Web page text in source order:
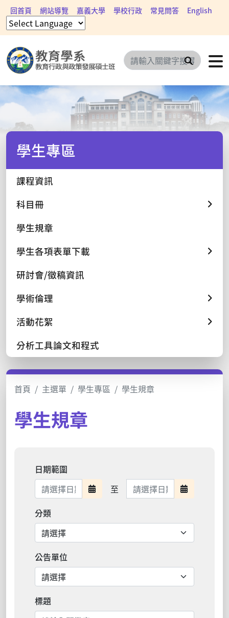
回首頁 網站導覽 嘉義大學 學校行政 常見問答 English
搜尋
學生專區
課程資訊
科目冊
學生規章
學生各項表單下載
研討會/徵稿資訊
學術倫理
活動花絮
分析工具論文和程式
首頁 主選單 學生專區 學生規章
學生規章
日期範圍
日期範圍開始
至 日期範圍結束 日期範圍
分類
公告單位
標題